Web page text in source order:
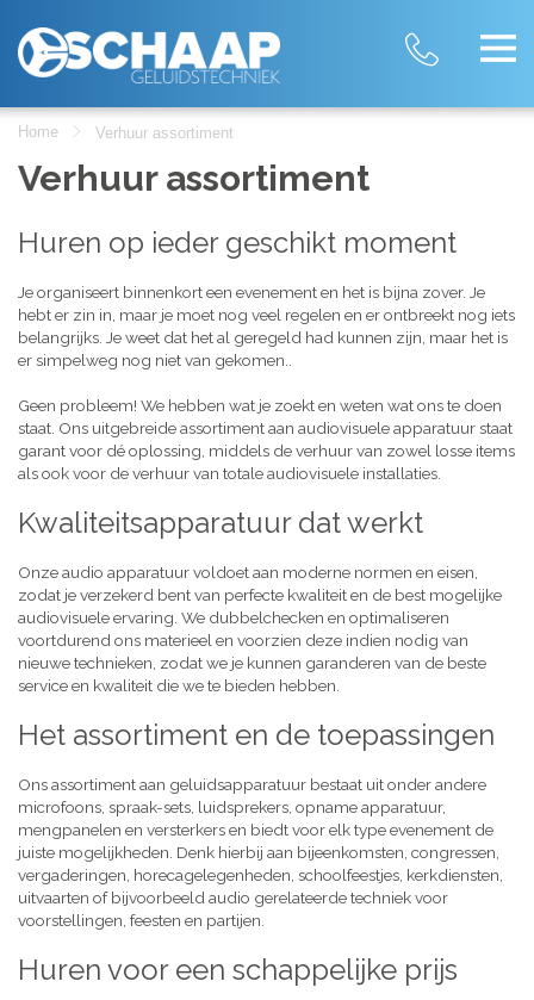
Home Verhuur assortiment
Verhuur assortiment
Huren op ieder geschikt moment
Je organiseert binnenkort een evenement en het is bijna zover. Je
hebt er zin in, maar je moet nog veel regelen en er ontbreekt nog iets
belangrijks. Je weet dat het al geregeld had kunnen zijn, maar het is
er simpelweg nog niet van gekomen..
Geen probleem! We hebben wat je zoekt en weten wat ons te doen
staat. Ons uitgebreide assortiment aan audiovisuele apparatuur staat
garant voor dé oplossing, middels de verhuur van zowel losse items
als ook voor de verhuur van totale audiovisuele installaties.
Kwaliteitsapparatuur dat werkt
Onze audio apparatuur voldoet aan moderne normen en eisen,
zodat je verzekerd bent van perfecte kwaliteit en de best mogelijke
audiovisuele ervaring. We dubbelchecken en optimaliseren
voortdurend ons materieel en voorzien deze indien nodig van
nieuwe technieken, zodat we je kunnen garanderen van de beste
service en kwaliteit die we te bieden hebben.
Het assortiment en de toepassingen
Ons assortiment aan geluidsapparatuur bestaat uit onder andere
microfoons, spraak-sets, luidsprekers, opname apparatuur,
mengpanelen en versterkers en biedt voor elk type evenement de
juiste mogelijkheden. Denk hierbij aan bijeenkomsten, congressen,
vergaderingen, horecagelegenheden, schoolfeestjes, kerkdiensten,
uitvaarten of bijvoorbeeld audio gerelateerde techniek voor
voorstellingen, feesten en partijen.
Huren voor een schappelijke prijs